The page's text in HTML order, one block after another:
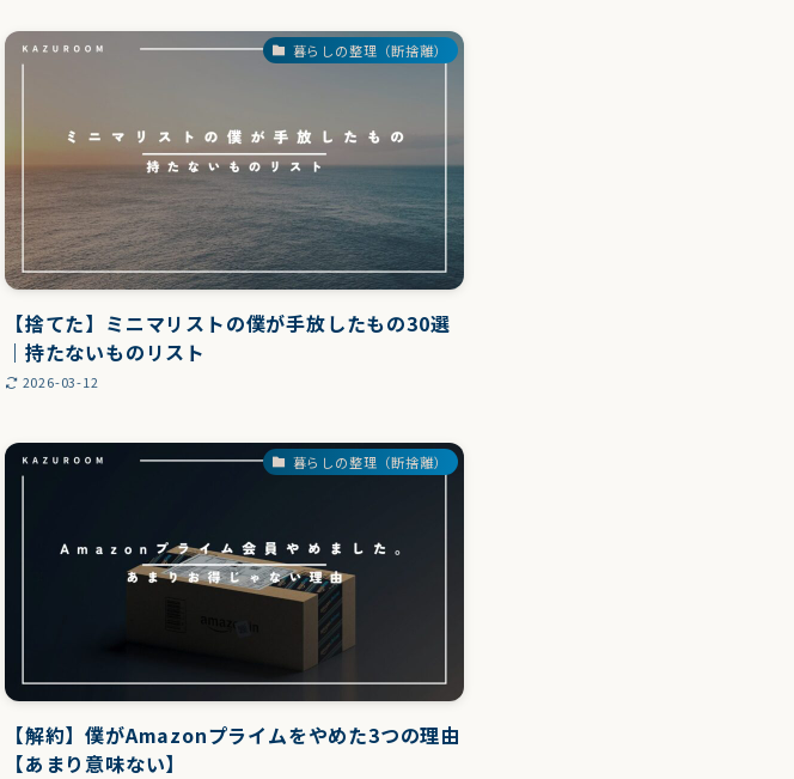
暮らしの整理（断捨離）
【捨てた】ミニマリストの僕が手放したもの30選
｜持たないものリスト
2026-03-12
暮らしの整理（断捨離）
【解約】僕がAmazonプライムをやめた3つの理由
【あまり意味ない】